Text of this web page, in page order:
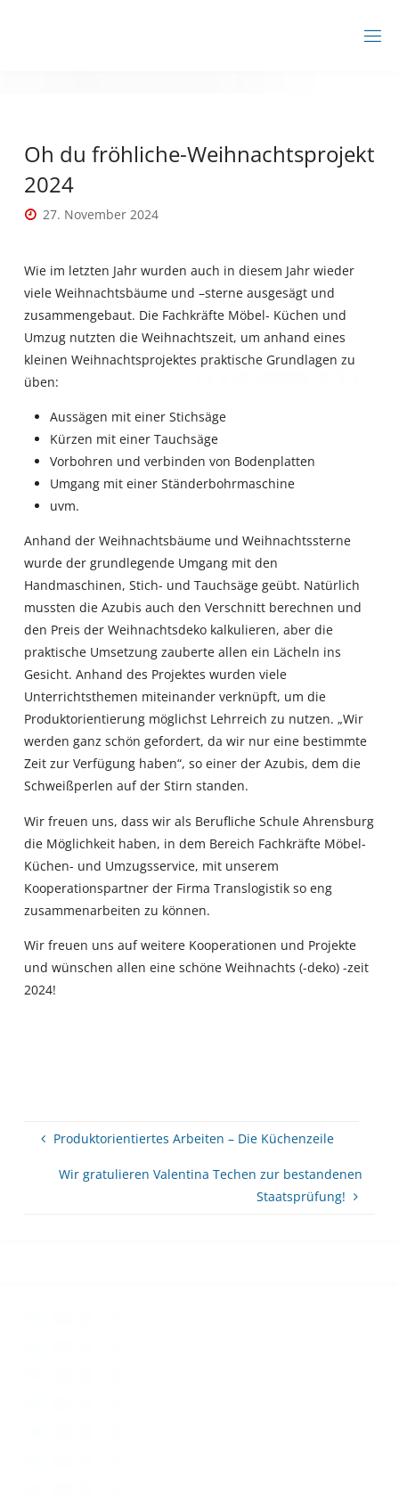
N
B
R
Oh du fröhliche-Weihnachtsprojekt
2024
27. November 2024
Wie im letzten Jahr wurden auch in diesem Jahr wieder
viele Weihnachtsbäume und –sterne ausgesägt und
zusammengebaut. Die Fachkräfte Möbel- Küchen und
Umzug nutzten die Weihnachtszeit, um anhand eines
kleinen Weihnachtsprojektes praktische Grundlagen zu
üben:
Aussägen mit einer Stichsäge
Kürzen mit einer Tauchsäge
Vorbohren und verbinden von Bodenplatten
Umgang mit einer Ständerbohrmaschine
uvm.
Anhand der Weihnachtsbäume und Weihnachtssterne
wurde der grundlegende Umgang mit den
Handmaschinen, Stich- und Tauchsäge geübt. Natürlich
mussten die Azubis auch den Verschnitt berechnen und
den Preis der Weihnachtsdeko kalkulieren, aber die
praktische Umsetzung zauberte allen ein Lächeln ins
Gesicht. Anhand des Projektes wurden viele
Unterrichtsthemen miteinander verknüpft, um die
Produktorientierung möglichst Lehrreich zu nutzen. „Wir
werden ganz schön gefordert, da wir nur eine bestimmte
Zeit zur Verfügung haben“, so einer der Azubis, dem die
Schweißperlen auf der Stirn standen.
Wir freuen uns, dass wir als Berufliche Schule Ahrensburg
die Möglichkeit haben, in dem Bereich Fachkräfte Möbel-
Küchen- und Umzugsservice, mit unserem
Kooperationspartner der Firma Translogistik so eng
zusammenarbeiten zu können.
Wir freuen uns auf weitere Kooperationen und Projekte
und wünschen allen eine schöne Weihnachts (-deko) -zeit
2024!
Produktorientiertes Arbeiten – Die Küchenzeile
Wir gratulieren Valentina Techen zur bestandenen
Staatsprüfung!